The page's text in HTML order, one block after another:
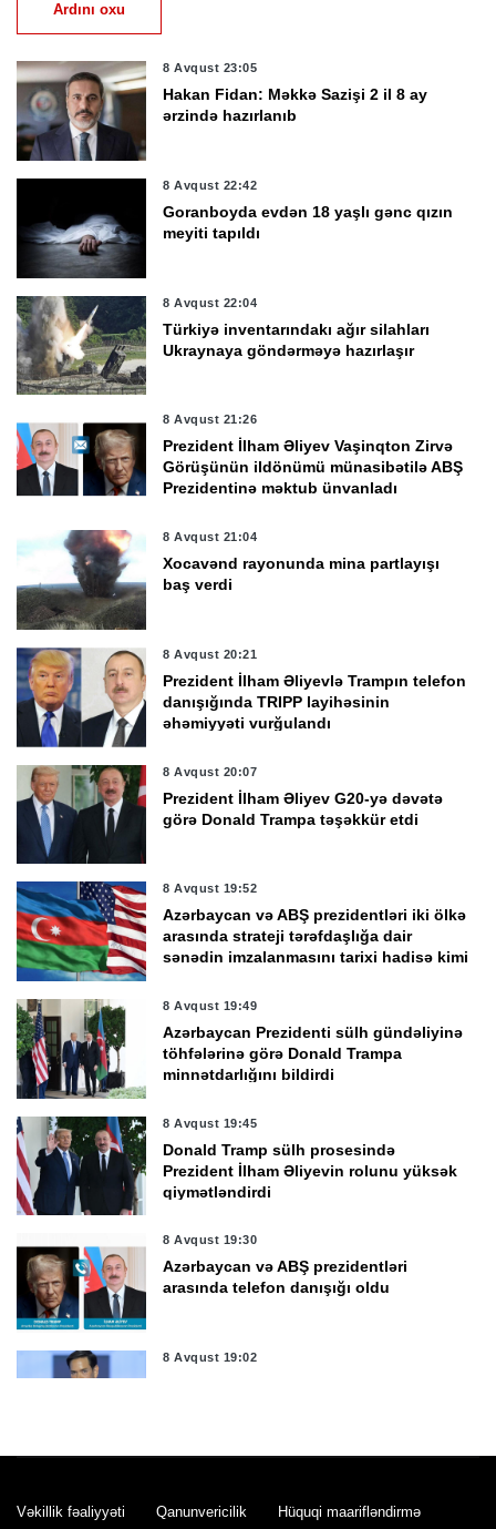
Ardını oxu
8 Avqust 23:05
Hakan Fidan: Məkkə Sazişi 2 il 8 ay
ərzində hazırlanıb
8 Avqust 22:42
Goranboyda evdən 18 yaşlı gənc qızın
meyiti tapıldı
8 Avqust 22:04
Türkiyə inventarındakı ağır silahları
Ukraynaya göndərməyə hazırlaşır
8 Avqust 21:26
Prezident İlham Əliyev Vaşinqton Zirvə
Görüşünün ildönümü münasibətilə ABŞ
Prezidentinə məktub ünvanladı
8 Avqust 21:04
Xocavənd rayonunda mina partlayışı
baş verdi
8 Avqust 20:21
Prezident İlham Əliyevlə Trampın telefon
danışığında TRIPP layihəsinin
əhəmiyyəti vurğulandı
8 Avqust 20:07
Prezident İlham Əliyev G20-yə dəvətə
görə Donald Trampa təşəkkür etdi
8 Avqust 19:52
Azərbaycan və ABŞ prezidentləri iki ölkə
arasında strateji tərəfdaşlığa dair
sənədin imzalanmasını tarixi hadisə kimi
8 Avqust 19:49
Azərbaycan Prezidenti sülh gündəliyinə
töhfələrinə görə Donald Trampa
minnətdarlığını bildirdi
8 Avqust 19:45
Donald Tramp sülh prosesində
Prezident İlham Əliyevin rolunu yüksək
qiymətləndirdi
8 Avqust 19:30
Azərbaycan və ABŞ prezidentləri
arasında telefon danışığı oldu
8 Avqust 19:02
icrasının hazırkı vəziyyətini müzakirə
Vəkillik fəaliyyəti Qanunvericilik Hüquqi maarifləndirmə